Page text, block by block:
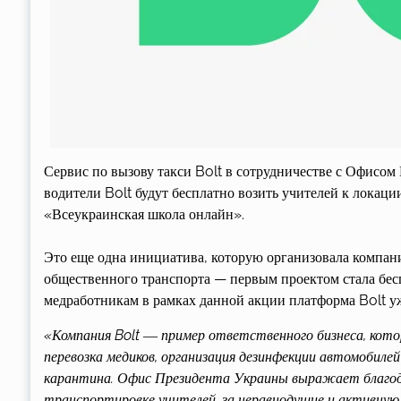
Сервис по вызову такси Bolt в сотрудничестве с
водители Bolt будут бесплатно возить учителей к
«Всеукраинская школа онлайн».
Это еще одна инициатива, которую организовала
общественного транспорта — первым проектом стала
медработникам в рамках данной акции платформа Bolt
«Компания Bolt ― пример ответственного бизнеса,
перевозка медиков, организация дезинфекции
карантина. Офис Президента Украины выражает